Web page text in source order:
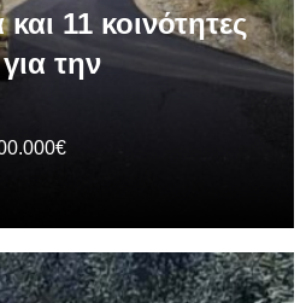
11 κοινότητες
την